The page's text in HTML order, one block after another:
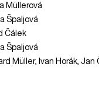
Müllerová
Špaljová
Čálek
Špaljová
Müller, Ivan Horák, Jan